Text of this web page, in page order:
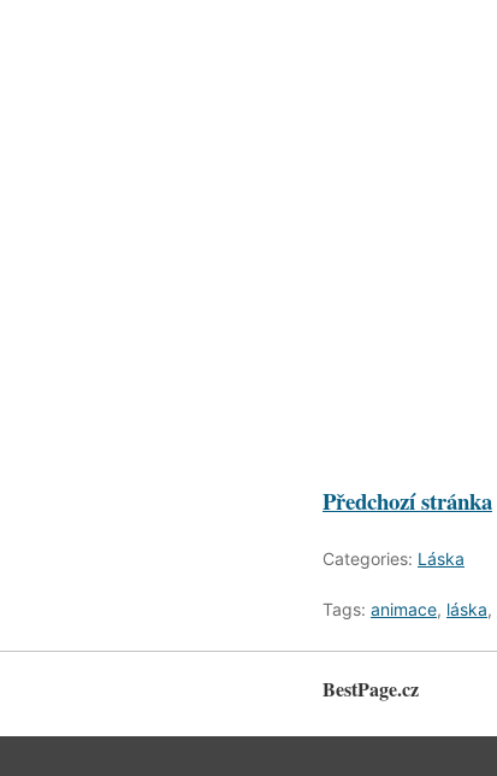
Předchozí stránka
Categories: Láska
Tags: animace, láska,
BestPage.cz